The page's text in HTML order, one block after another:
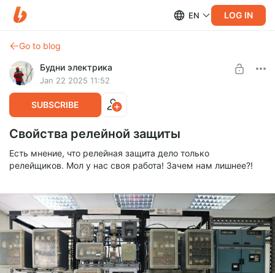
EN LOG IN
Go to blog
Будни электрика
Jan 22 2025 11:52
SUBSCRIBE
Свойства релейной защиты
Есть мнение, что релейная защита дело только
релейщиков. Мол у нас своя работа! Зачем нам лишнее?!